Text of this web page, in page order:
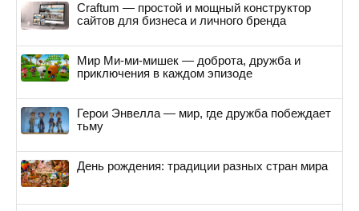
Craftum — простой и мощный конструктор
сайтов для бизнеса и личного бренда
Мир Ми-ми-мишек — доброта, дружба и
приключения в каждом эпизоде
Герои Энвелла — мир, где дружба побеждает
тьму
День рождения: традиции разных стран мира